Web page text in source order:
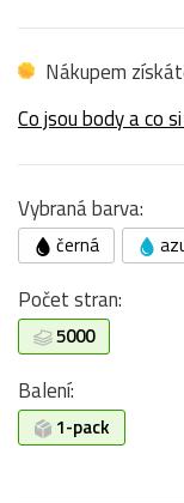
Nákupem
Co jsou body a co
Vybraná barva:
černá
Počet stran:
5000
Balení:
1-pack